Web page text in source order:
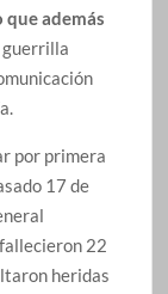
que además
guerrilla
por primera
17 de
22
heridas